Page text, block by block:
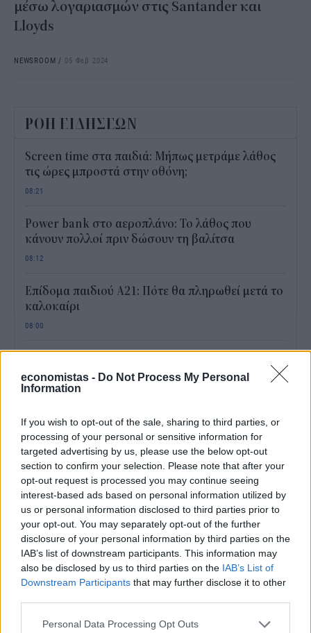
economistas - Do Not Process My Personal
Information
If you wish to opt-out of the sale, sharing to third parties, or
processing of your personal or sensitive information for
targeted advertising by us, please use the below opt-out
section to confirm your selection. Please note that after your
opt-out request is processed you may continue seeing
interest-based ads based on personal information utilized by
us or personal information disclosed to third parties prior to
your opt-out. You may separately opt-out of the further
disclosure of your personal information by third parties on the
IAB’s list of downstream participants. This information may
also be disclosed by us to third parties on the IAB’s List of
Downstream Participants that may further disclose it to other
Personal Data Processing Opt Outs
μέσω λογαριασμών στις Santander και
Lloyds
NEWSROOM / 05 Φεβ 2024
ΡΟΗ ΕΙΔΗΣΕΩΝ
Screen time στα παιδιά: Μήπως μετράμε λάθος
τις ώρες μπροστά στην οθόνη;
08:21
Power bank στο αεροπλάνο: Το λάθος που
κάνουν πολλοί πριν δώσουν τη βαλίτσα
08:12
Επίδομα παιδιού Α21: Πότε θα πληρωθεί μετά το
καλοκαίρι
08:00
εσένα
15:33
Humanity Greece: 24ωρη στήριξη στα πύρινα
μέτωπα - Πώς μπορείτε να βοηθήσετε
14:55
Ηχηρό καμπανάκι κινδύνου από τις διεθνείς
τιμές των τροφίμων
13:45
Σε εξέλιξη οι αιτήσεις για το «Τουρισμός για
Όλους» – Ποια ΑΦΜ κάνουν αίτηση σήμερα
Καιρός με 40άρια το Σαββατοκύριακο: Οι πιο